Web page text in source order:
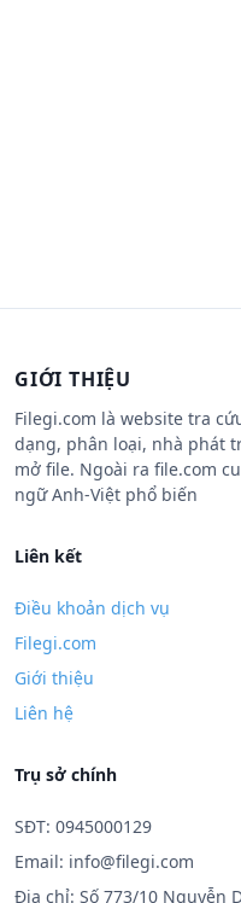
GIỚI THIỆU
Filegi.com là website tra
dạng, phân loại, nhà phát
mở file. Ngoài ra file.com
ngữ Anh-Việt phổ biến
Liên kết
Điều khoản dịch vụ
Filegi.com
Giới thiệu
Liên hệ
Trụ sở chính
SĐT: 0945000129
Email: info@filegi.com
Địa chỉ: Số 773/10 Nguyễn